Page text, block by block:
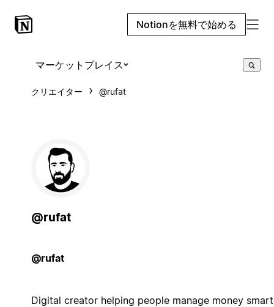
Notionを無料で始める
マーケットプレイス
クリエイター @rufat
@rufat
@rufat
Digital creator helping people manage money